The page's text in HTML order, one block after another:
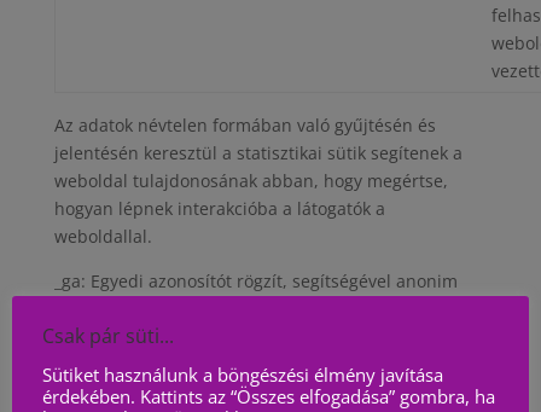
Az adatok névtelen formában való gyűjtésén és
jelentésén keresztül a statisztikai sütik segítenek a
weboldal tulajdonosának abban, hogy megértse,
hogyan lépnek interakcióba a látogatók a
weboldallal.
_ga: Egyedi azonosítót rögzít, segítségével anonim
kacsolatban. 2 év
_gid: Egyedi azonosítót rögzít, segítségével anonim
Csak pár süti...
Sütiket használunk a böngészési élmény javítása
érdekében. Kattints az “Összes elfogadása” gombra, ha